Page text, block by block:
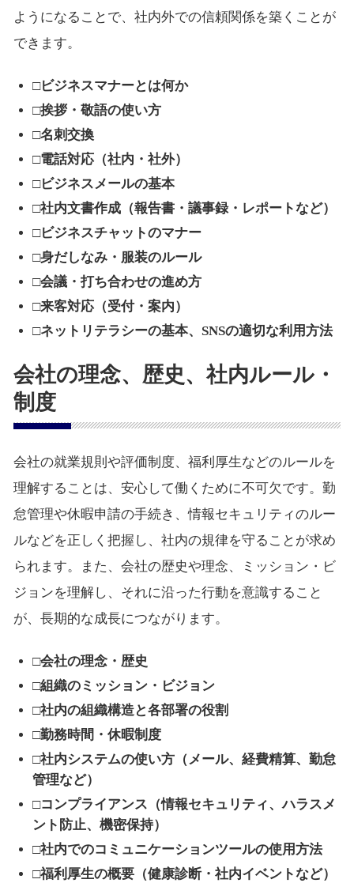
ようになることで、社内外での信頼関係を築くことが
できます。
□ビジネスマナーとは何か
□挨拶・敬語の使い方
□名刺交換
□電話対応（社内・社外）
□ビジネスメールの基本
□社内文書作成（報告書・議事録・レポートなど）
□ビジネスチャットのマナー
□身だしなみ・服装のルール
□会議・打ち合わせの進め方
□来客対応（受付・案内）
□ネットリテラシーの基本、SNSの適切な利用方法
会社の理念、歴史、社内ルール・
制度
会社の就業規則や評価制度、福利厚生などのルールを
理解することは、安心して働くために不可欠です。勤
怠管理や休暇申請の手続き、情報セキュリティのルー
ルなどを正しく把握し、社内の規律を守ることが求め
られます。また、会社の歴史や理念、ミッション・ビ
ジョンを理解し、それに沿った行動を意識すること
が、長期的な成長につながります。
□会社の理念・歴史
□組織のミッション・ビジョン
□社内の組織構造と各部署の役割
□勤務時間・休暇制度
□社内システムの使い方（メール、経費精算、勤怠
管理など）
□コンプライアンス（情報セキュリティ、ハラスメ
ント防止、機密保持）
□社内でのコミュニケーションツールの使用方法
□福利厚生の概要（健康診断・社内イベントなど）